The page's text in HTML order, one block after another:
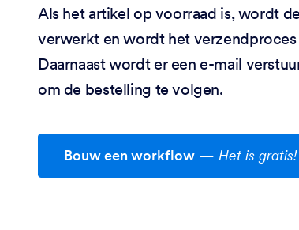
Als het artikel op voorraad is, wordt
verwerkt en wordt het verzendproces
Daarnaast wordt er een e-mail
om de bestelling te volgen.
Bouw een workflow — Het is gratis!